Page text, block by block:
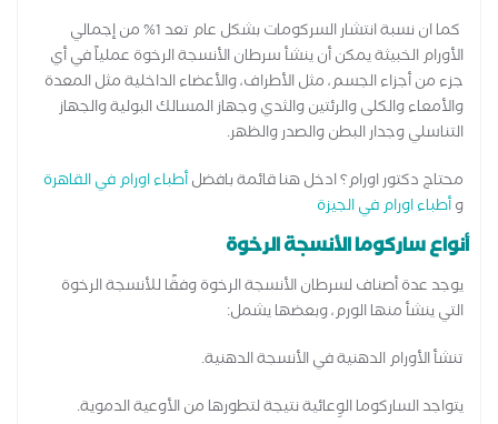
كما ان نسبة انتشار السركومات بشكل عام تعد 1% من إجمالي
الأورام الخبيثة يمكن أن ينشأ سرطان الأنسجة الرخوة عملياً في أي
جزء من أجزاء الجسم، مثل الأطراف، والأعضاء الداخلية مثل المعدة
والأمعاء والكلى والرئتين والثدي وجهاز المسالك البولية والجهاز
التناسلي وجدار البطن والصدر والظهر.
محتاج دكتور اورام؟ ادخل هنا قائمة بافضلأطباء اورام في القاهرة
وأطباء اورام في الجيزة
أنواع ساركوما الأنسجة الرخوة
يوجد عدة أصناف لسرطان الأنسجة الرخوة وفقًا للأنسجة الرخوة
التي ينشأ منها الورم، وبعضها يشمل:
تنشأ الأورام الدهنية في الأنسجة الدهنية.
يتواجد الساركوما الوِعائية نتيجة لتطورها من الأوعية الدموية.